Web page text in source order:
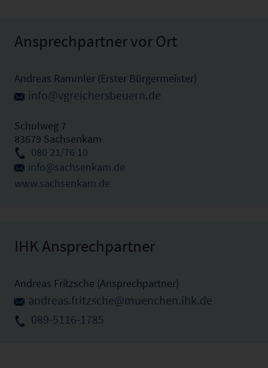
Ansprechpartner vor Ort
Andreas Rammler (Erster Bürgermeister)
info@vgreichersbeuern.de
Schulweg 7
83679 Sachsenkam
080 21/76 10
info@sachsenkam.de
www.sachsenkam.de
IHK Ansprechpartner
Andreas Fritzsche (Ansprechpartner)
andreas.fritzsche@muenchen.ihk.de
089-5116-1785